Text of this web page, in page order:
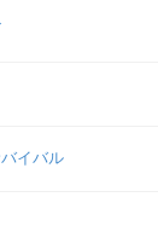
イバル